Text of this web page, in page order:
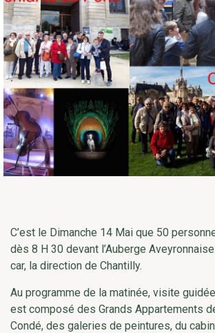
C’est le Dimanche 14 Mai que 50
dès 8 H 30 devant l’Auberge
car, la direction de Chantilly.
Au programme de la matinée, visite
est composé des Grands Appartements
Condé, des galeries de peintures, du